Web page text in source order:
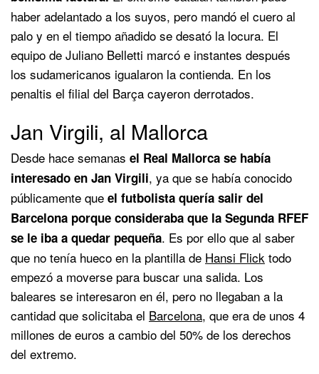
haber adelantado a los suyos, pero mandó el cuero al
palo y en el tiempo añadido se desató la locura. El
equipo de Juliano Belletti marcó e instantes después
los sudamericanos igualaron la contienda. En los
penaltis el filial del Barça cayeron derrotados.
Jan Virgili, al Mallorca
Desde hace semanas el Real Mallorca se había
interesado en Jan Virgili, ya que se había conocido
públicamente que el futbolista quería salir del
Barcelona porque consideraba que la Segunda RFEF
se le iba a quedar pequeña. Es por ello que al saber
que no tenía hueco en la plantilla de Hansi Flick todo
empezó a moverse para buscar una salida. Los
baleares se interesaron en él, pero no llegaban a la
cantidad que solicitaba el Barcelona, que era de unos 4
millones de euros a cambio del 50% de los derechos
del extremo.